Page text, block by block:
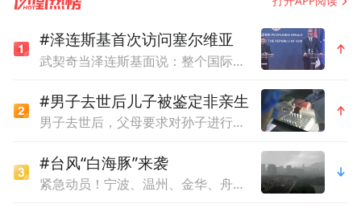
张辉认为，庐山自然资源、文化资源非常丰
富，自古以来在中国人的心目中占据了重要
国旅游转型的新时期，庐山又已经提前布
#泽连斯基首次访问塞尔维亚
武契奇当泽连斯基面说：整个国际社会都希望战争尽快结束
#男子去世后儿子被鉴定非亲生
男子去世后，父母要求对孙子进行亲子鉴定，儿媳拒绝
#台风“白海豚”来袭
紧急动员！宁波、温州、金华、舟山、台州、丽水等市市长，发表电视讲话